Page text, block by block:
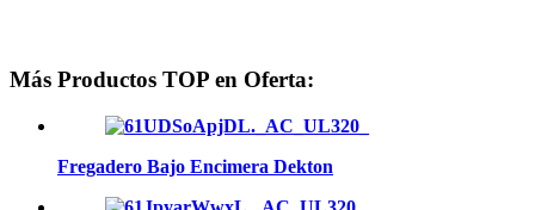
Más Productos TOP en Oferta:
Fregadero Bajo Encimera Dekton